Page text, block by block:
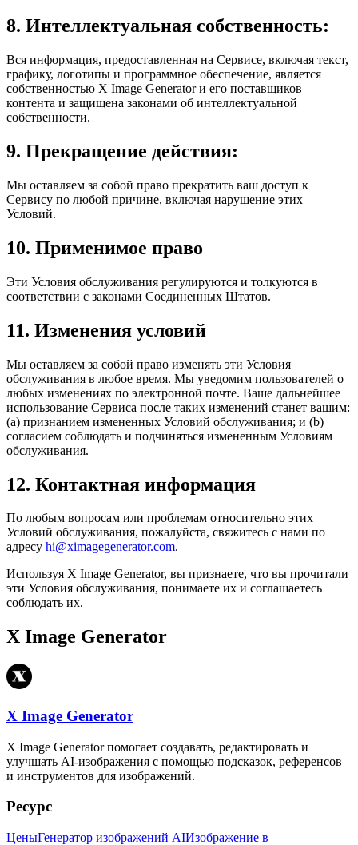
8. Интеллектуальная собственность:
Вся информация, предоставленная на Сервисе, включая текст,
графику, логотипы и программное обеспечение, является
собственностью X Image Generator и его поставщиков
контента и защищена законами об интеллектуальной
собственности.
9. Прекращение действия:
Мы оставляем за собой право прекратить ваш доступ к
Сервису по любой причине, включая нарушение этих
Условий.
10. Применимое право
Эти Условия обслуживания регулируются и толкуются в
соответствии с законами Соединенных Штатов.
11. Изменения условий
Мы оставляем за собой право изменять эти Условия
обслуживания в любое время. Мы уведомим пользователей о
любых изменениях по электронной почте. Ваше дальнейшее
использование Сервиса после таких изменений станет вашим:
(a) признанием измененных Условий обслуживания; и (b)
согласием соблюдать и подчиняться измененным Условиям
обслуживания.
12. Контактная информация
По любым вопросам или проблемам относительно этих
Условий обслуживания, пожалуйста, свяжитесь с нами по
адресу hi@ximagegenerator.com.
Используя X Image Generator, вы признаете, что вы прочитали
эти Условия обслуживания, понимаете их и соглашаетесь
соблюдать их.
X Image Generator
X Image Generator
X Image Generator помогает создавать, редактировать и
улучшать AI-изображения с помощью подсказок, референсов
и инструментов для изображений.
Ресурс
ЦеныГенератор изображений AIИзображение в